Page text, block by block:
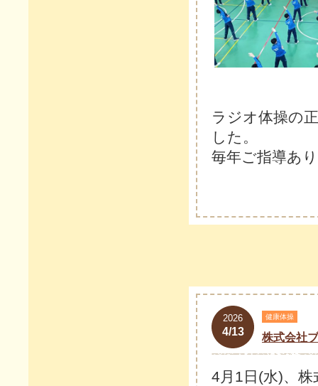
ラジオ体操の
した。
毎年ご指導あ
2026
4/13
健康体操
株式会社
4月1日(水)、